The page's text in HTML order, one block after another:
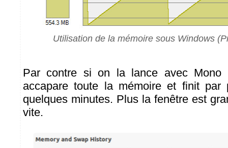
Utilisation de la mémoire sous Windows
Par contre si on la lance avec Mono
accapare toute la mémoire et finit par
quelques minutes. Plus la fenêtre est
vite.